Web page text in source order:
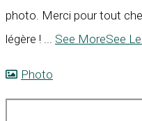
photo. Merci pour tout
légère ! ... See MoreSee
Photo